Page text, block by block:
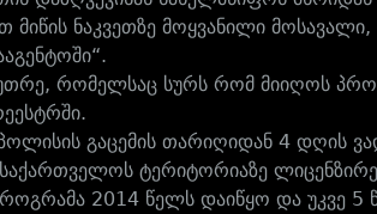
მიწის ნაკვეთზე მოყვანილი
რომელსაც სურს რომ მიიღოს
გაცემის თარიღიდან 4 დღის
ტერიტორიაზე
2014 წელს დაიწყო და უკვე 5